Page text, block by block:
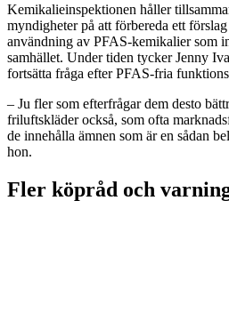
Kemikalieinspektionen håller
myndigheter på att förbereda ett
användning av PFAS-kemikalier som
samhället. Under tiden tycker Jenny
fortsätta fråga efter PFAS-fria
– Ju fler som efterfrågar dem desto
friluftskläder också, som ofta
de innehålla ämnen som är en sådan
hon.
Fler köpråd och